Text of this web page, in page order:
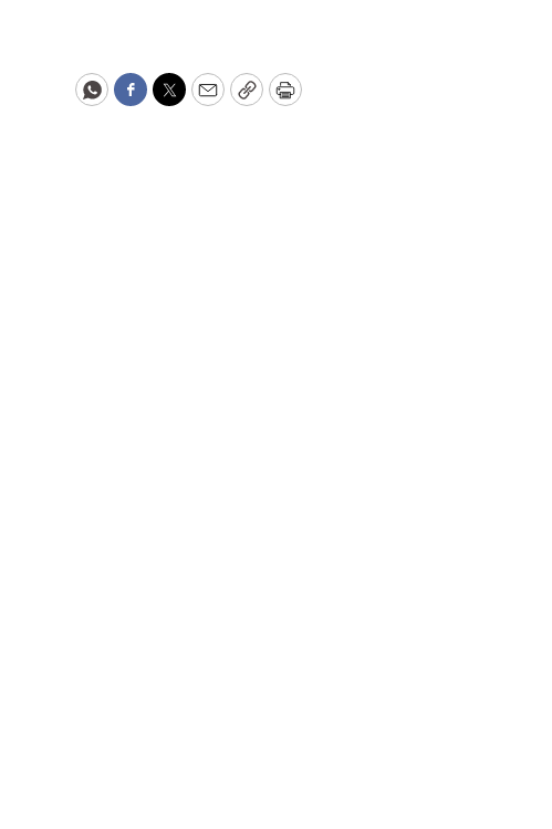
WhatsApp
Facebook
Twitter
EmailCopyPrint